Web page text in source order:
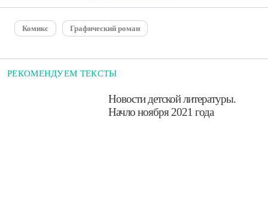
Комикс Графический роман
РЕКОМЕНДУЕМ ТЕКСТЫ
​Новости детской литературы.
Начло ноября 2021 года